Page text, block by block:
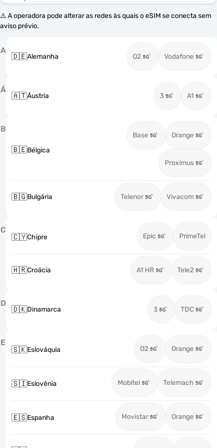
⚠️ A operadora pode alterar as redes às quais o eSIM se conecta sem
aviso prévio.
A
🇩🇪Alemanha O2 Vodafone
Á
🇦🇹Áustria 3 A1
B
🇧🇪Bélgica
Base Orange
Proximus
🇧🇬Bulgária Telenor Vivacom
C
🇨🇾Chipre Epic PrimeTel
🇭🇷Croácia A1 HR Tele2
D
🇩🇰Dinamarca 3 TDC
E
🇸🇰Eslováquia O2 Orange
🇸🇮Eslovênia Mobitel Telemach
🇪🇸Espanha Movistar Orange